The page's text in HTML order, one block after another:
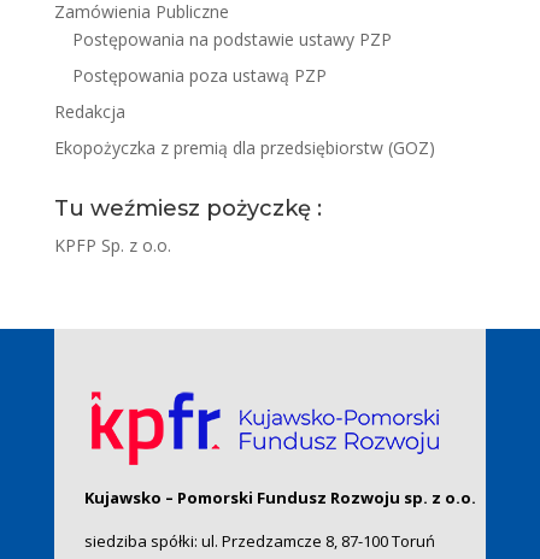
Zamówienia Publiczne
Postępowania na podstawie ustawy PZP
Postępowania poza ustawą PZP
Redakcja
Ekopożyczka z premią dla przedsiębiorstw (GOZ)
Tu weźmiesz pożyczkę :
KPFP Sp. z o.o.
Kujawsko – Pomorski Fundusz Rozwoju sp. z o.o.
siedziba spółki: ul. Przedzamcze 8, 87-100 Toruń